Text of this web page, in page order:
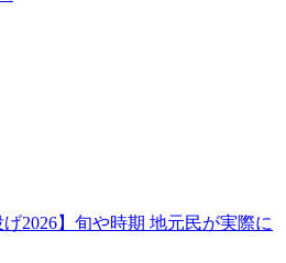
げ2026】旬や時期 地元民が実際に